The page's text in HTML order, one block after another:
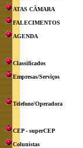
ATAS CÂMARA
FALECIMENTOS
AGENDA
Classificados
Empresas/Serviços
Telefone/Operadora
CEP - superCEP
Colunistas